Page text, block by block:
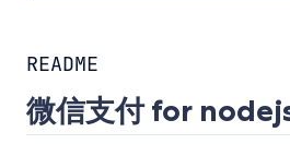
README
微信支付 for